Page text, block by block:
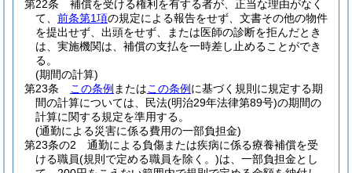
第22条
補償を受ける権利を有する者が、正当な理由がなく
て、 前条第1項の規定による報告をせず、文書その他の物件
を提出せず、出頭をせず、または医師の診断を拒んだとき
は、実施機関は、補償の支払を一時差し止めることができ
る。
(期間の計算)
第23条
この条例 またはこの条例 に基づく規則に規定する期
間の計算については、民法(明治29年法律第89号)の期間の
計算に関する規定を準用する。
(通勤による災害に係る費用の一部負担金)
第23条の2
通勤による負傷または疾病に係る療養補償を受
ける職員(規則で定める職員を除く。)は、一部負担金とし